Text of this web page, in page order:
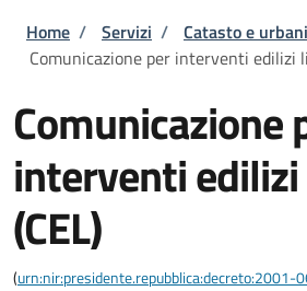
Briciole di pane
Home / Servizi / Catasto e
Comunicazione per interventi edilizi
Comunicazione
interventi
(CEL)
(